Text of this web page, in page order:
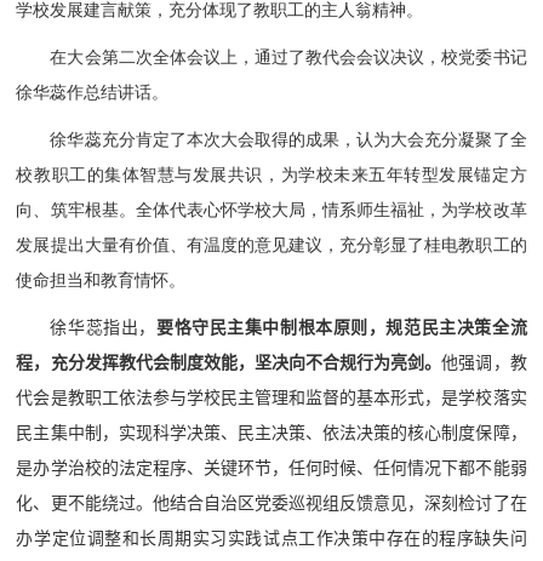
学校发展建言献策，充分体现了教职工的主人翁精神。
在大会第二次全体会议上，通过了教代会会议决议，校党委书记
徐华蕊作总结讲话。
徐华蕊充分肯定了本次大会取得的成果，认为大会充分凝聚了全
校教职工的集体智慧与发展共识，为学校未来五年转型发展锚定方
向、筑牢根基。全体代表心怀学校大局，情系师生福祉，为学校改革
发展提出大量有价值、有温度的意见建议，充分彰显了桂电教职工的
使命担当和教育情怀。
徐华蕊指出， 要恪守民主集中制根本原则，规范民主决策全流
程，充分发挥教代会制度效能，坚决向不合规行为亮剑。他强调， 教
代会是教职工依法参与学校民主管理和监督的基本形式，是学校落实
民主集中制，实现科学决策、民主决策、依法决策的核心制度保障，
是办学治校的法定程序、关键环节，任何时候、任何情况下都不能弱
化、更不能绕过。他结合自治区党委巡视组反馈意见，深刻检讨了在
办学定位调整和长周期实习实践试点工作决策中存在的程序缺失问